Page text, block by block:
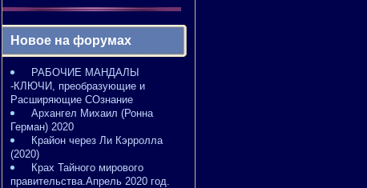
Новое на форумах
РАБОЧИЕ МАНДАЛЫ
-КЛЮЧИ, преобразующие и
Расширяющие СОзнание
Архангел Михаил (Ронна
Герман) 2020
Крайон через Ли Кэрролла
(2020)
Крах Тайного мирового
правительства.Апрель 2020 год.